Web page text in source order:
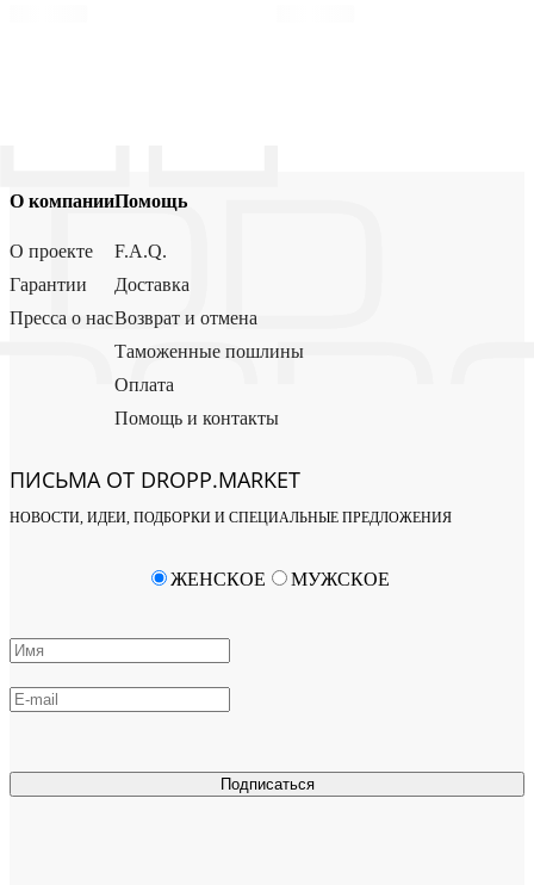
О компании
О проекте
Гарантии
Пресса о нас
Помощь
F.A.Q.
Доставка
Возврат и отмена
Таможенные пошлины
Оплата
Помощь и контакты
ПИСЬМА ОТ DROPP.MARKET
НОВОСТИ, ИДЕИ, ПОДБОРКИ И СПЕЦИАЛЬНЫЕ ПРЕДЛОЖЕНИЯ
Подписаться
ЖЕНСКОЕ МУЖСКОЕ